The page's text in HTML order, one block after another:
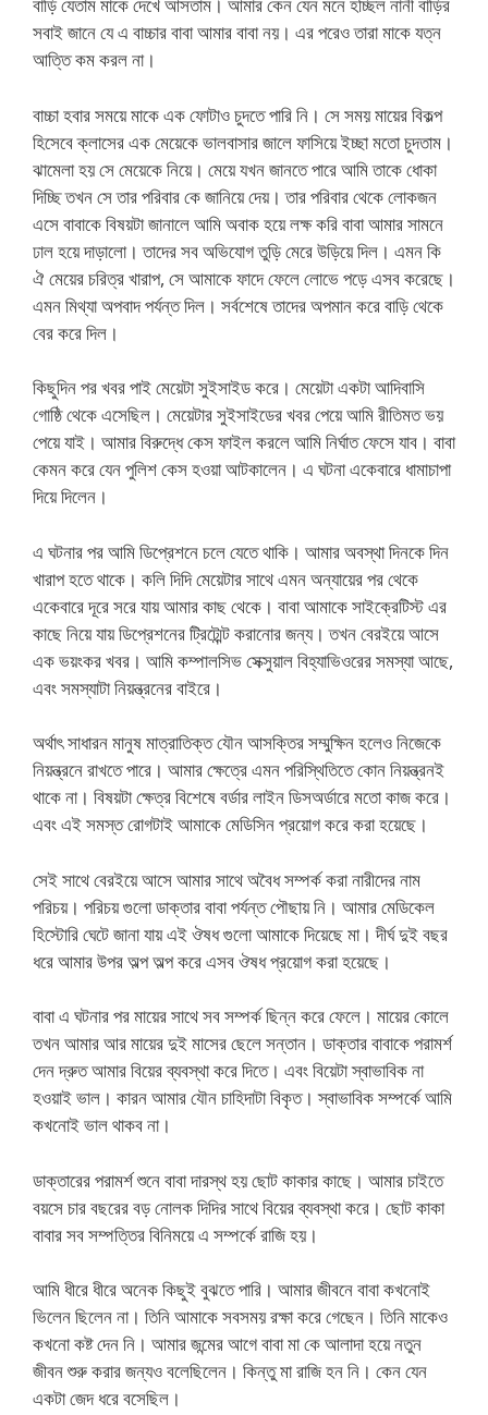
সবাই জানে যে এ বাচ্চার বাবা আমার বাবা নয়। এর পরেও তারা মাকে যত্ন
আত্তি কম করল না।
বাচ্চা হবার সময়ে মাকে এক ফোটাও চুদতে পারি নি। সে সময় মায়ের বিকল্প
হিসেবে ক্লাসের এক মেয়েকে ভালবাসার জালে ফাসিয়ে ইচ্ছা মতো চুদতাম।
ঝামেলা হয় সে মেয়েকে নিয়ে। মেয়ে যখন জানতে পারে আমি তাকে ধোকা
দিচ্ছি তখন সে তার পরিবার কে জানিয়ে দেয়। তার পরিবার থেকে লোকজন
এসে বাবাকে বিষয়টা জানালে আমি অবাক হয়ে লক্ষ করি বাবা আমার সামনে
ঢাল হয়ে দাড়ালো। তাদের সব অভিযোগ তুড়ি মেরে উড়িয়ে দিল। এমন কি
ঐ মেয়ের চরিত্র খারাপ, সে আমাকে ফাদে ফেলে লোভে পড়ে এসব করেছে।
এমন মিথ্যা অপবাদ পর্যন্ত দিল। সর্বশেষে তাদের অপমান করে বাড়ি থেকে
বের করে দিল।
কিছুদিন পর খবর পাই মেয়েটা সুইসাইড করে। মেয়েটা একটা আদিবাসি
গোষ্ঠি থেকে এসেছিল। মেয়েটার সুইসাইডের খবর পেয়ে আমি রীতিমত ভয়
পেয়ে যাই। আমার বিরুদ্ধে কেস ফাইল করলে আমি নির্ঘাত ফেসে যাব। বাবা
কেমন করে যেন পুলিশ কেস হওয়া আটকালেন। এ ঘটনা একেবারে ধামাচাপা
দিয়ে দিলেন।
এ ঘটনার পর আমি ডিপ্রেশনে চলে যেতে থাকি। আমার অবস্থা দিনকে দিন
খারাপ হতে থাকে। কলি দিদি মেয়েটার সাথে এমন অন্যায়ের পর থেকে
একেবারে দূরে সরে যায় আমার কাছ থেকে। বাবা আমাকে সাইক্রেটিস্ট এর
কাছে নিয়ে যায় ডিপ্রেশনের ট্রিট্মেন্ট করানোর জন্য। তখন বেরইয়ে আসে
এক ভয়ংকর খবর। আমি কম্পালসিভ সেক্সুয়াল বিহ্যাভিওরের সমস্যা আছে,
এবং সমস্যাটা নিয়ন্ত্রনের বাইরে।
অর্থাৎ সাধারন মানুষ মাত্রাতিক্ত যৌন আসক্তির সম্মুক্ষিন হলেও নিজেকে
নিয়ন্ত্রনে রাখতে পারে। আমার ক্ষেত্রে এমন পরিস্থিতিতে কোন নিয়ন্ত্রনই
থাকে না। বিষয়টা ক্ষেত্র বিশেষে বর্ডার লাইন ডিসঅর্ডারে মতো কাজ করে।
এবং এই সমস্ত রোগটাই আমাকে মেডিসিন প্রয়োগ করে করা হয়েছে।
সেই সাথে বেরইয়ে আসে আমার সাথে অবৈধ সম্পর্ক করা নারীদের নাম
পরিচয়। পরিচয় গুলো ডাক্তার বাবা পর্যন্ত পৌছায় নি। আমার মেডিকেল
হিস্টোরি ঘেটে জানা যায় এই ঔষধ গুলো আমাকে দিয়েছে মা। দীর্ঘ দুই বছর
ধরে আমার উপর অল্প অল্প করে এসব ঔষধ প্রয়োগ করা হয়েছে।
বাবা এ ঘটনার পর মায়ের সাথে সব সম্পর্ক ছিন্ন করে ফেলে। মায়ের কোলে
তখন আমার আর মায়ের দুই মাসের ছেলে সন্তান। ডাক্তার বাবাকে পরামর্শ
দেন দ্রুত আমার বিয়ের ব্যবস্থা করে দিতে। এবং বিয়েটা স্বাভাবিক না
হওয়াই ভাল। কারন আমার যৌন চাহিদাটা বিকৃত। স্বাভাবিক সম্পর্কে আমি
কখনোই ভাল থাকব না।
ডাক্তারের পরামর্শ শুনে বাবা দারস্থ হয় ছোট কাকার কাছে। আমার চাইতে
বয়সে চার বছরের বড় নোলক দিদির সাথে বিয়ের ব্যবস্থা করে। ছোট কাকা
বাবার সব সম্পত্তির বিনিময়ে এ সম্পর্কে রাজি হয়।
আমি ধীরে ধীরে অনেক কিছুই বুঝতে পারি। আমার জীবনে বাবা কখনোই
ভিলেন ছিলেন না। তিনি আমাকে সবসময় রক্ষা করে গেছেন। তিনি মাকেও
কখনো কষ্ট দেন নি। আমার জন্মের আগে বাবা মা কে আলাদা হয়ে নতুন
জীবন শুরু করার জন্যও বলেছিলেন। কিন্তু মা রাজি হন নি। কেন যেন
একটা জেদ ধরে বসেছিল।